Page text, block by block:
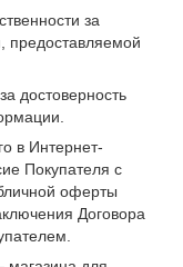
за
предоставляемой
достоверность
в Интернет-
Покупателя с
оферты
Договора